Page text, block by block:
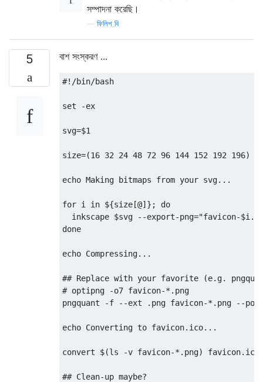
সম্পাদনা করেছি।
ফিলিপ_বি
5 বাশ সংস্করণ ...
#!/bin/bash
set -ex
svg=$1
size=(16 32 24 48 72 96 144 152 192 196)
echo Making bitmaps from your svg...
for i in ${size[@]}; do
inkscape $svg --export-png="favicon-
done
echo Compressing...
## Replace with your favorite (e.g.
# optipng -o7 favicon-*.png
pngquant -f --ext .png favicon-*.png --
echo Converting to favicon.ico...
convert $(ls -v favicon-*.png) favicon.ico
## Clean-up maybe?